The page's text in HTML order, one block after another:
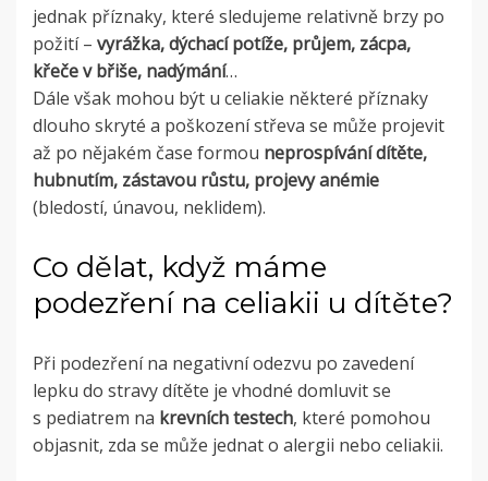
jednak příznaky, které sledujeme relativně brzy po
požití – vyrážka, dýchací potíže, průjem, zácpa,
křeče v břiše, nadýmání…
Dále však mohou být u celiakie některé příznaky
dlouho skryté a poškození střeva se může projevit
až po nějakém čase formou neprospívání dítěte,
hubnutím, zástavou růstu, projevy anémie
(bledostí, únavou, neklidem).
Co dělat, když máme
podezření na celiakii u dítěte?
Při podezření na negativní odezvu po zavedení
lepku do stravy dítěte je vhodné domluvit se
s pediatrem na krevních testech, které pomohou
objasnit, zda se může jednat o alergii nebo celiakii.